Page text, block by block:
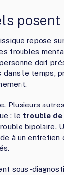
repose
troubles
doit
le temps,
Plusieurs
: le trouble
bipolaire.
à un entretien
sous-